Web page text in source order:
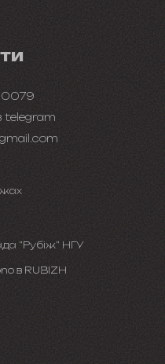
telegram
зв'язок
підтримкою
"Рубіж" НГУ